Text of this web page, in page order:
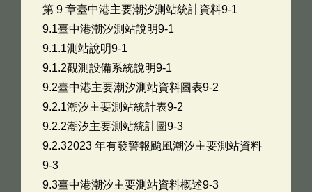
第 9 章臺中港主要潮汐測站統計資料9-1
9.1臺中港潮汐測站說明9-1
9.1.1測站說明9-1
9.1.2觀測設備系統說明9-1
9.2臺中港主要潮汐測站資料圖表9-2
9.2.1潮汐主要測站統計表9-2
9.2.2潮汐主要測站統計圖9-3
9.2.32023 年有發警報颱風潮汐主要測站資料
9-3
9.3臺中港潮汐主要測站資料概述9-3